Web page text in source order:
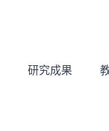
研究成果